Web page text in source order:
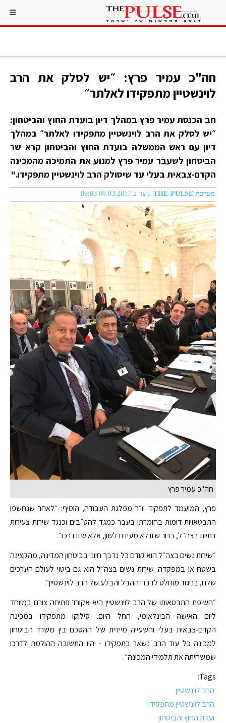
חה"כ עמיר פרץ: ״יש לסלק את הרב
לוינשטיין מתפקידו לאלתר״
חב הכנסת עמיר פרץ במהלך דיון בועדת החוץ והביטחון:
״יש לסלק את הרב לוינשטיין מתפקידו לאלתר״ במהלך
דיון עם ראש הממשלה בועדת החוץ והביטחון קרא שר
הביטחון לשעבר עמיר פרץ למנוע את התמיכה מהמכינה
הקדם-צבאית בעלי עד שיסולק הרב לוינשטיין מתפקידו."
מערכת THE-PULSE נוצר ב 08.03.2017 09:03
חה"כ עמיר פרץ
פרץ, המועמד לתפקיד יו״ר מפלגת העבודה, הוסיף: ״לאחר שנחשפו
התבטאויות דומות בחומרתן בעבר כמגד להט״בים וכנגד שירות צעירות
דתיות בצה״ל, ברור שזו לא מעידת לשון, אלא שזו דרכו״.
״שירות נשים בצה״ל הוא קודם כל נדבך חיוני בביטחון המדינה, מהקצינה
בשטח או במפקדה. שירות נשים בצה״ל הוא גם ביטוי לעולם הערכים
שלנו, בניגוד מוחלט לדברי ההבל והבלע של הרב לוינשטיין״.
״חשיפת התבטאותו של הרב לוינשטיין היא אקורד פתיחה צורם במיוחד
ליום האישה הבינלאומי, החל היום. סילוקו מתפקידו במכינה
הקדם-צבאית בעלי והשעייה מיידית של ההסכם בין משרד הביטחון
למכינה כל עוד הרב נשאר בתפקידו - יהיו התשובה ההולמת לדרכו
שמשחיתה את תלמידי המכינה״.
Tags:
הרב לוינשטיין
הרב לוינשטיין מתפקידו
ועדת החוץ והביטחון